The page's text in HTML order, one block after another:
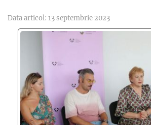
Data articol: 13 septembrie 2023